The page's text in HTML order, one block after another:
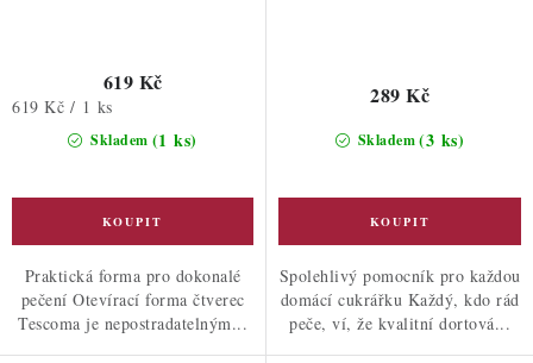
Skladem (1 ks)
619 Kč
Měrná
619 Kč / 1 ks
Praktická forma pro dokonalé
pečení Otevírací forma čtverec
Tescoma je nepostradatelným...
Skladem(3 ks)
289 Kč
Spolehlivý pomocník pro každou
domácí cukrářku Každý, kdo rád
peče, ví, že kvalitní dortová...